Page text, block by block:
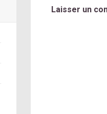
Laisser un